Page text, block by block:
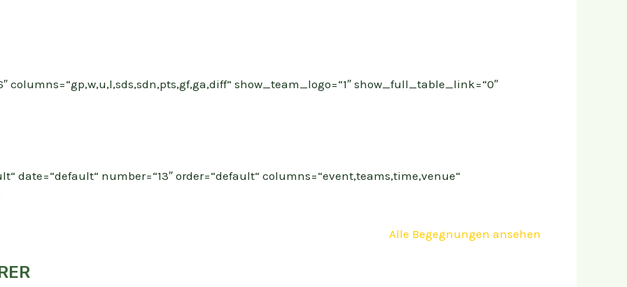
columns=“gp,w,u,l,sds,sdn,pts,gf,ga,diff“ show_team_logo=“1″ show_full_table_link=“0″
date=“default“ number=“13″ order=“default“ columns=“event,teams,time,venue“
Alle Begegnungen ansehen